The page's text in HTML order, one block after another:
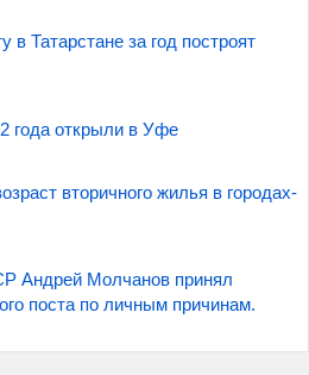
в Татарстане за год построят
года открыли в Уфе
вторичного жилья в городах-
Андрей Молчанов принял
поста по личным причинам.